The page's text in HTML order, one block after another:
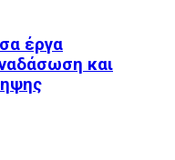
έργα
και